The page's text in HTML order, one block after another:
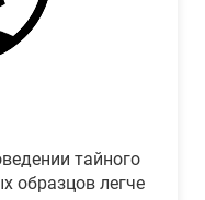
тайного
образцов легче